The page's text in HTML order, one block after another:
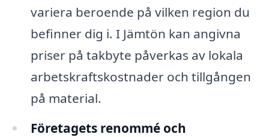
variera beroende på vilken region du
befinner dig i. I Jämtön kan angivna
priser på takbyte påverkas av lokala
arbetskraftskostnader och tillgången
på material.
Företagets renommé och